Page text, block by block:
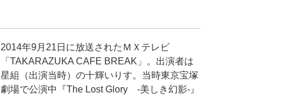
2014年9月21日に放送されたＭＸテレビ
「TAKARAZUKA CAFE BREAK」。出演者は
星組（出演当時）の十輝いりす。当時東京宝塚
劇場で公演中『The Lost Glory -美しき幻影-』